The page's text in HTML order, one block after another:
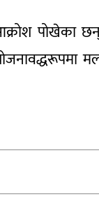
पोखेका